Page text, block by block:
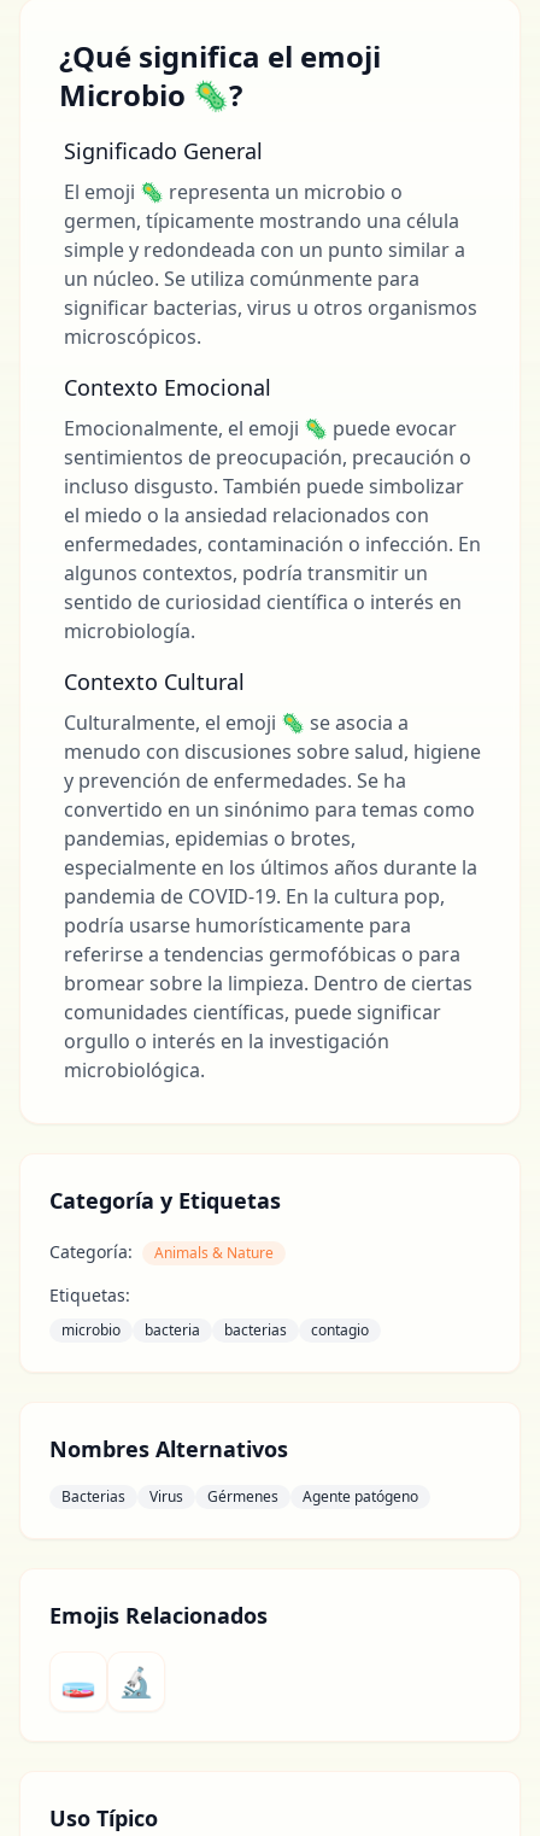
¿Qué significa el emoji
Microbio 🦠?
Significado General
El emoji 🦠 representa un microbio o
germen, típicamente mostrando una célula
simple y redondeada con un punto similar a
un núcleo. Se utiliza comúnmente para
significar bacterias, virus u otros organismos
microscópicos.
Contexto Emocional
Emocionalmente, el emoji 🦠 puede evocar
sentimientos de preocupación, precaución o
incluso disgusto. También puede simbolizar
el miedo o la ansiedad relacionados con
enfermedades, contaminación o infección. En
algunos contextos, podría transmitir un
sentido de curiosidad científica o interés en
microbiología.
Contexto Cultural
Culturalmente, el emoji 🦠 se asocia a
menudo con discusiones sobre salud, higiene
y prevención de enfermedades. Se ha
convertido en un sinónimo para temas como
pandemias, epidemias o brotes,
especialmente en los últimos años durante la
pandemia de COVID-19. En la cultura pop,
podría usarse humorísticamente para
referirse a tendencias germofóbicas o para
bromear sobre la limpieza. Dentro de ciertas
comunidades científicas, puede significar
orgullo o interés en la investigación
microbiológica.
Categoría y Etiquetas
Categoría: Animals & Nature
Etiquetas:
microbio bacteria bacterias contagio
Nombres Alternativos
Bacterias Virus Gérmenes Agente patógeno
Emojis Relacionados
🧫 🔬
Uso Típico